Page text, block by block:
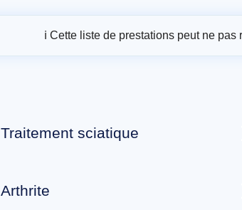
ℹ️ Cette liste de prestations peut ne
Traitement sciatique
Arthrite